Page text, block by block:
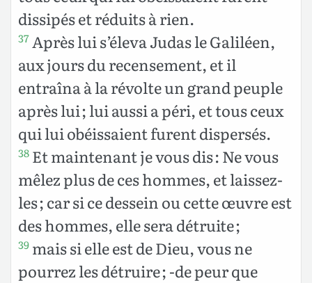
dissipés et réduits à rien.
37Après lui s’éleva Judas le Galiléen,
aux jours du recensement, et il
entraîna à la révolte un grand peuple
après lui ; lui aussi a péri, et tous ceux
qui lui obéissaient furent dispersés.
38 Et maintenant je vous dis : Ne vous
mêlez plus de ces hommes, et laissez-
les ; car si ce dessein ou cette œuvre est
des hommes, elle sera détruite ;
39 mais si elle est de Dieu, vous ne
pourrez les détruire ; -de peur que